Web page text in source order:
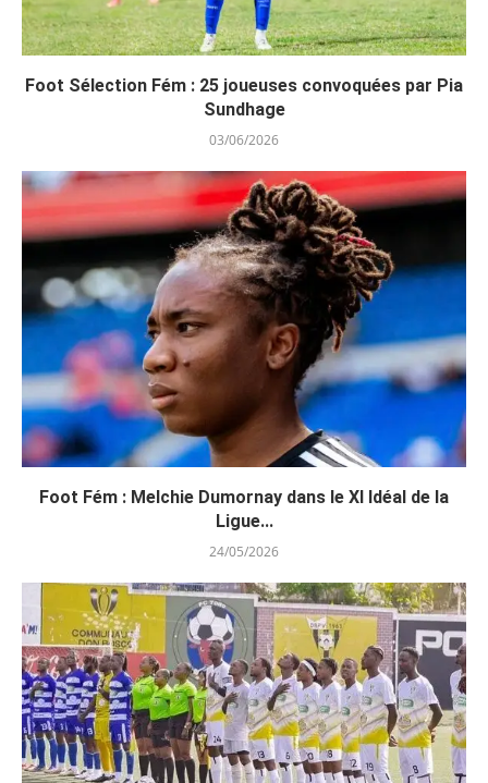
Foot Sélection Fém : 25 joueuses convoquées par Pia
Sundhage
03/06/2026
Foot Fém : Melchie Dumornay dans le XI Idéal de la
Ligue...
24/05/2026